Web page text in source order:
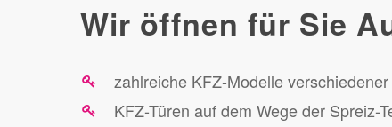
Wir öffnen für Sie
zahlreiche KFZ-Modelle
KFZ-Türen auf dem Wege der Spreiz-